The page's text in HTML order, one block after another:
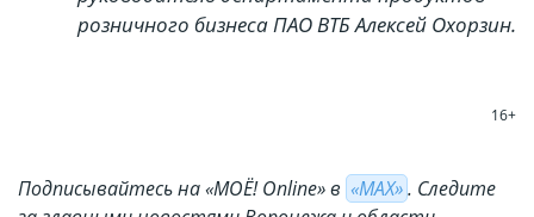
розничного бизнеса ПАО ВТБ Алексей Охорзин.
16+
Подписывайтесь на «МОЁ! Online» в «МАХ». Cледите